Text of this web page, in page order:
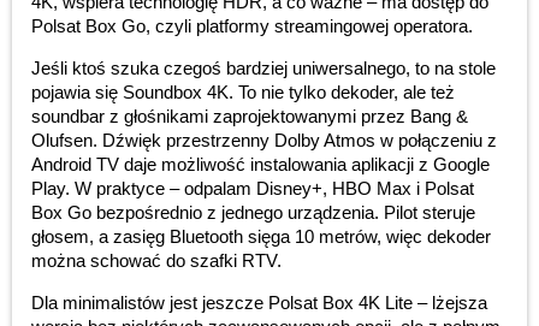
Polsat Box Go, czyli platformy streamingowej operatora.
Jeśli ktoś szuka czegoś bardziej uniwersalnego, to na stole
pojawia się Soundbox 4K. To nie tylko dekoder, ale też
soundbar z głośnikami zaprojektowanymi przez Bang &
Olufsen. Dźwięk przestrzenny Dolby Atmos w połączeniu z
Android TV daje możliwość instalowania aplikacji z Google
Play. W praktyce – odpalam Disney+, HBO Max i Polsat
Box Go bezpośrednio z jednego urządzenia. Pilot steruje
głosem, a zasięg Bluetooth sięga 10 metrów, więc dekoder
można schować do szafki RTV.
Dla minimalistów jest jeszcze Polsat Box 4K Lite – lżejsza